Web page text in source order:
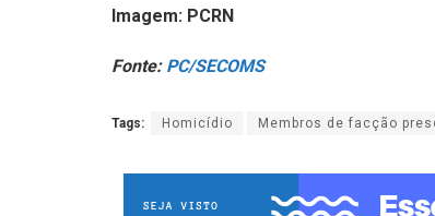
Imagem: PCRN
Fonte: PC/SECOMS
Tags: Homicídio Membros de facção